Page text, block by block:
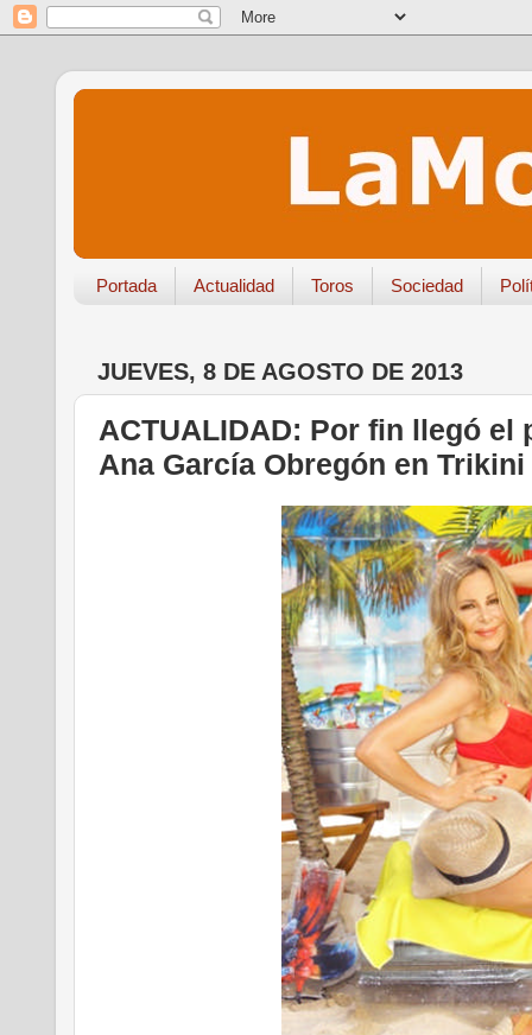
Portada Actualidad Toros Sociedad
JUEVES, 8 DE AGOSTO DE 2013
ACTUALIDAD: Por fin llegó el
Ana García Obregón en Trikini